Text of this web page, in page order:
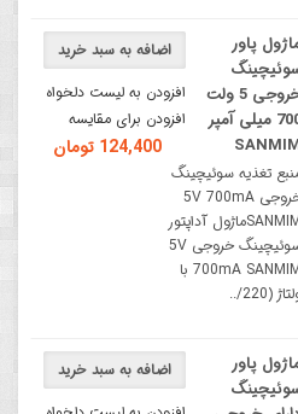
اضافه به سبد خرید
افزودن به لیست دلخواه
افزودن برای مقایسه
124,400 تومان
پاور
خروجی 5 ولت
700 میلی آمپر
تغذیه سوئیچینگ
خروجی 5V 700mA
SANMIMماژول آداپتور
سوئیچینگ خروجی 5V
700mA SANMIM با
(220/..
اضافه به سبد خرید
پاور